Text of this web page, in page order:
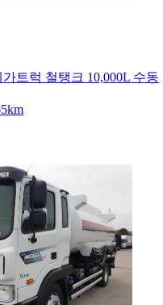
트럭 철탱크 10,000L 수동